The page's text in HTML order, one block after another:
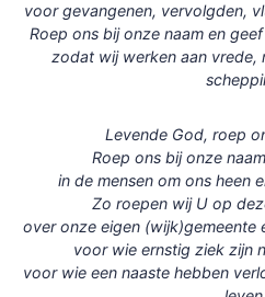
voor gevangenen, vervolgden,
Roep ons bij onze naam en
zodat wij werken aan vrede,
Levende God, roep
Roep ons bij onze
in de mensen om ons heen
Zo roepen wij U op
over onze eigen (wijk)gemeente
voor wie ernstig ziek zijn
voor wie een naaste hebben